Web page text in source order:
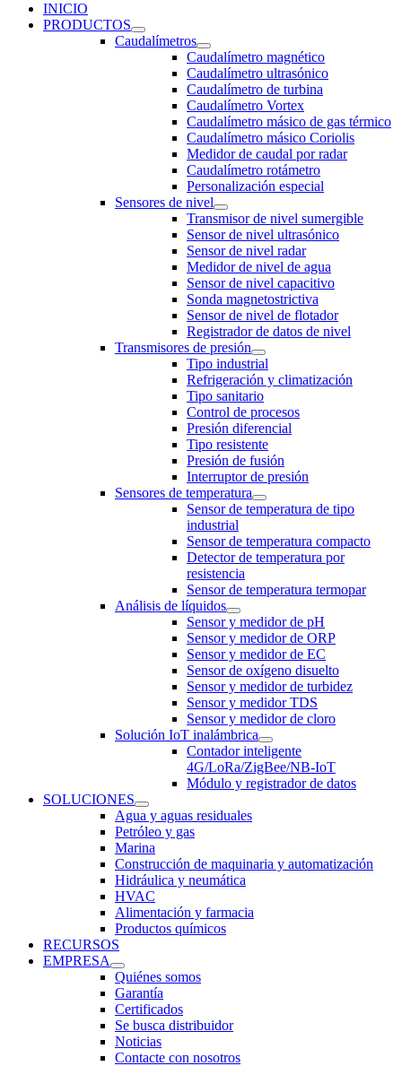
INICIO
PRODUCTOS
Caudalímetros
Caudalímetro magnético
Caudalímetro ultrasónico
Caudalímetro de turbina
Caudalímetro Vortex
Caudalímetro másico de gas térmico
Caudalímetro másico Coriolis
Medidor de caudal por radar
Caudalímetro rotámetro
Personalización especial
Sensores de nivel
Transmisor de nivel sumergible
Sensor de nivel ultrasónico
Sensor de nivel radar
Medidor de nivel de agua
Sensor de nivel capacitivo
Sonda magnetostrictiva
Sensor de nivel de flotador
Registrador de datos de nivel
Transmisores de presión
Tipo industrial
Refrigeración y climatización
Tipo sanitario
Control de procesos
Presión diferencial
Tipo resistente
Presión de fusión
Interruptor de presión
Sensores de temperatura
Sensor de temperatura de tipo
industrial
Sensor de temperatura compacto
Detector de temperatura por
resistencia
Sensor de temperatura termopar
Análisis de líquidos
Sensor y medidor de pH
Sensor y medidor de ORP
Sensor y medidor de EC
Sensor de oxígeno disuelto
Sensor y medidor de turbidez
Sensor y medidor TDS
Sensor y medidor de cloro
Solución IoT inalámbrica
Contador inteligente
4G/LoRa/ZigBee/NB-IoT
Módulo y registrador de datos
SOLUCIONES
Agua y aguas residuales
Petróleo y gas
Marina
Construcción de maquinaria y automatización
Hidráulica y neumática
HVAC
Alimentación y farmacia
Productos químicos
RECURSOS
EMPRESA
Quiénes somos
Garantía
Certificados
Se busca distribuidor
Noticias
Contacte con nosotros